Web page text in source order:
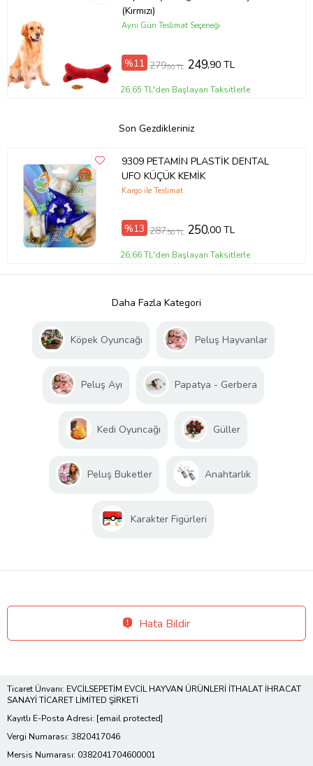
(Kırmızı)
Aynı Gün Teslimat Seçeneği
%11 279,90 TL 249,90 TL
26,65 TL'den Başlayan Taksitlerle
Son Gezdikleriniz
9309 PETAMİN PLASTİK DENTAL
UFO KÜÇÜK KEMİK
Kargo ile Teslimat
%13 287,50 TL 250,00 TL
26,66 TL'den Başlayan Taksitlerle
Daha Fazla Kategori
Köpek Oyuncağı Peluş Hayvanlar
Peluş Ayı Papatya - Gerbera
Kedi Oyuncağı Güller
Peluş Buketler Anahtarlık
Karakter Figürleri
Hata Bildir
Ticaret Ünvanı: EVCİLSEPETİM EVCİL HAYVAN ÜRÜNLERİ İTHALAT İHRACAT
SANAYİ TİCARET LİMİTED ŞİRKETİ
Kayıtlı E-Posta Adresi: [email protected]
Vergi Numarası: 3820417046
Mersis Numarası: 0382041704600001